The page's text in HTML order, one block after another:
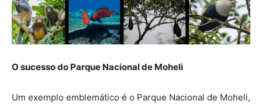
O sucesso do Parque Nacional de Moheli
Um exemplo emblemático é o Parque Nacional de Moheli,